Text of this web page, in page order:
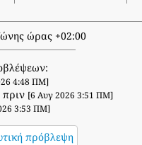
ώρας +02:00
4:48 ΠΜ]
[6 Αυγ 2026 3:51 ΠΜ]
3:53 ΠΜ]
πρόβλεψη